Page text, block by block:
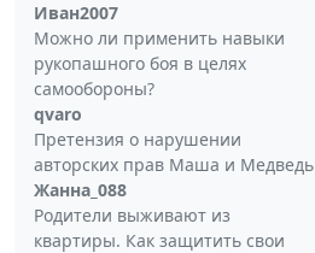
Иван2007
Можно ли применить навыки
рукопашного боя в целях
самообороны?
qvaro
Претензия о нарушении
авторских прав Маша и Медведь
Жанна_088
Родители выживают из
квартиры. Как защитить свои